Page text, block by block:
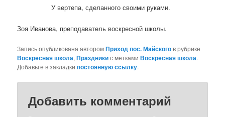
У вертепа, сделанного своими руками.
Зоя Иванова, преподаватель воскресной школы.
Запись опубликована авторомПриход пос. Майскогов рубрике
Воскресная школа,Праздникис меткамиВоскресная школа.
Добавьте в закладкипостоянную ссылку.
Добавить комментарий